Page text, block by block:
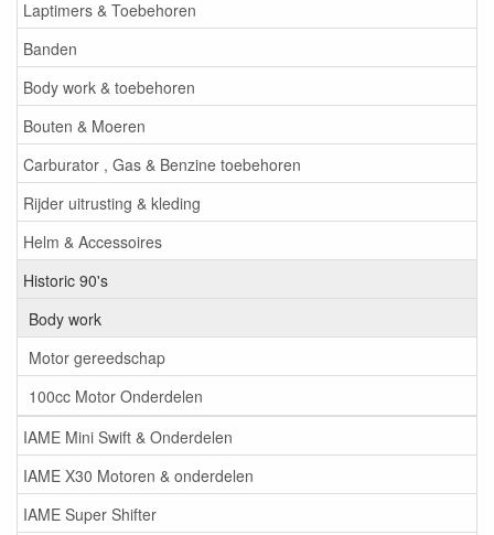
Laptimers & Toebehoren
Banden
Body work & toebehoren
Bouten & Moeren
Carburator , Gas & Benzine toebehoren
Rijder uitrusting & kleding
Helm & Accessoires
Historic 90's
Body work
Motor gereedschap
100cc Motor Onderdelen
IAME Mini Swift & Onderdelen
IAME X30 Motoren & onderdelen
IAME Super Shifter